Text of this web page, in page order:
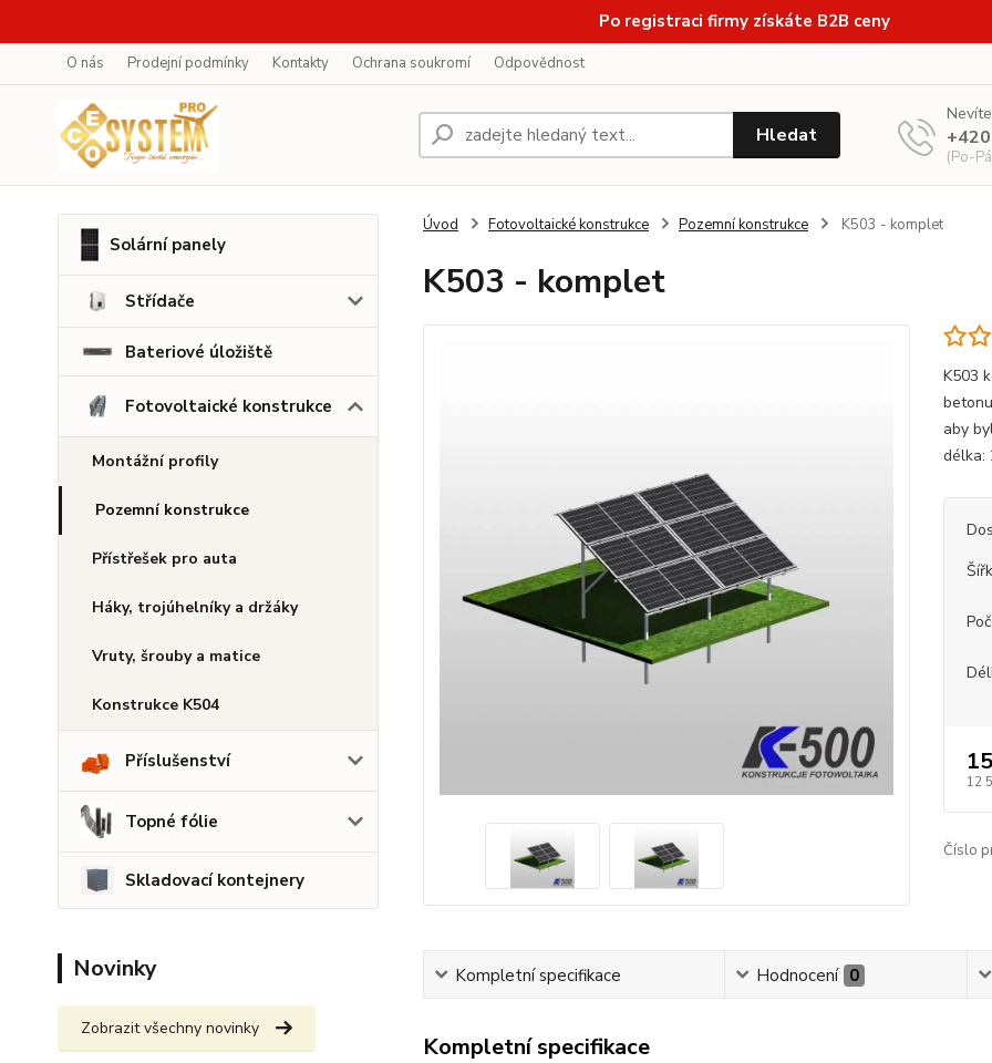
Po registraci firmy získáte B2B ceny
O nás Prodejní podmínky Kontakty Ochrana soukromí Odpovědnost
Hledat
(Po-
Solární panely
Střídače
Bateriové úložiště
Fotovoltaické konstrukce
Montážní profily
Pozemní konstrukce
Přístřešek pro auta
Háky, trojúhelníky a držáky
Vruty, šrouby a matice
Konstrukce K504
Příslušenství
Topné fólie
Skladovací kontejnery
Novinky
Zobrazit všechny novinky
Úvod Fotovoltaické konstrukce Pozemní konstrukce K503 - komplet
K503 - komplet
K503
aby
délka:
12
Číslo
Kompletní specifikace Hodnocení 0
Kompletní specifikace